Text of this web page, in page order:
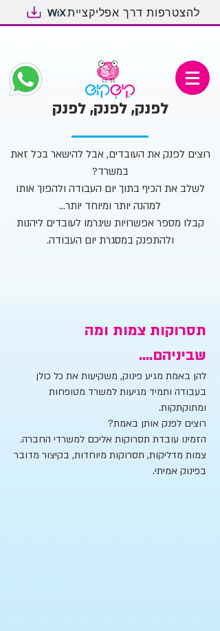
להצטרפות דרך אפליקציית
לפנק, לפנק, לפנק
רוצים לפנק את העובדים, אבל להישאר בכל זאת
במשרד?
לשלב את הכיף בתוך יום העבודה ולהפוך אותו
למהנה יותר ומיוחד יותר...
קבלו מספר אפשרויות שיגרמו לעובדים ליהנות
ולהתפנק במסגרת יום העבודה.
תסרוקות צמות ומה
שביניהם....
להן באמת מגיע פינוק, משקיעות את כל כולן
בעבודה ותמיד מגיעות למשרד מטופחות
ומתוקתקות.
רוצים לפנק אותן באמת?
הזמינו עובדת תסרוקות אליכם למשרדי החברה.
צמות מדליקות, תסרוקות מיוחדות, בקיצור מדובר
בפינוק אמיתי.